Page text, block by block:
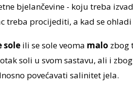
bjelančevine - koju treba
treba procijediti, a kad se
soleili se sole veoma malo zbog
soli u svom sastavu, ali i
povećavati salinitet jela.